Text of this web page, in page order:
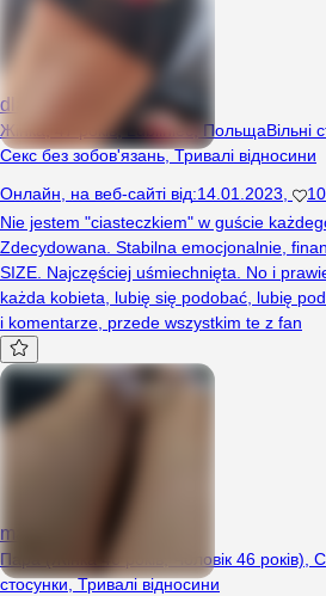
dladam
Жінка, 47 років, Lubliniec, ПольщаВільні
Секс без зобов'язань,Тривалі відносини
Онлайн
на веб-сайті від:14.01.2023
Nie jestem "ciasteczkiem" w guście
Zdecydowana. Stabilna emocjonalnie,
SIZE. Najczęściej uśmiechnięta. No i
każda kobieta, lubię się podobać, lubię
i komentarze, przede wszystkim te z fan
malz08
Пара (Жінка 46 років, Чоловік 46
стосунки,Тривалі відносини